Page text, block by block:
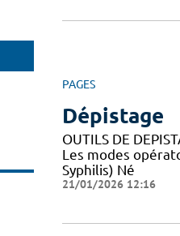
PAGES
Dépistage
OUTILS DE
Les modes
Syphilis) Né
21/01/2026 12:16